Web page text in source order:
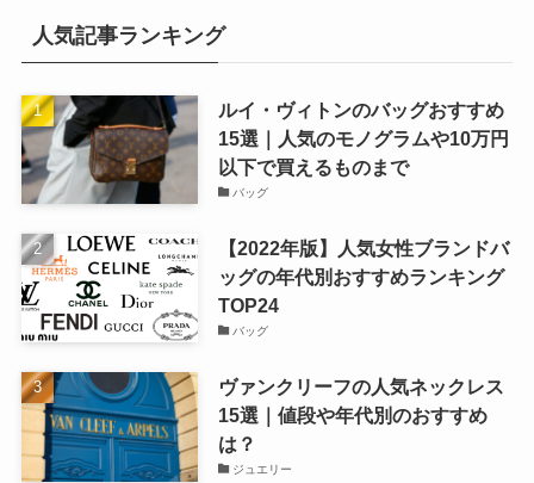
人気記事ランキング
ルイ・ヴィトンのバッグおすすめ
15選｜人気のモノグラムや10万円
以下で買えるものまで
バッグ
【2022年版】人気女性ブランドバ
ッグの年代別おすすめランキング
TOP24
バッグ
ヴァンクリーフの人気ネックレス
15選｜値段や年代別のおすすめ
は？
ジュエリー